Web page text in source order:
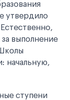
утвердило
выполнение
начальную,
ступени